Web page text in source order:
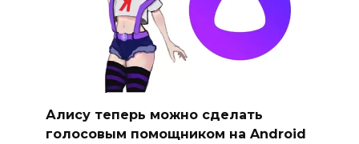
Алису теперь можно сделать
голосовым помощником на Android